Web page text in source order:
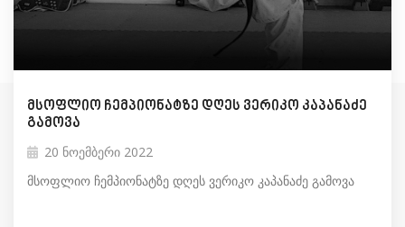
მსოფლიო ჩემპიონატზე დღეს ვერიკო კაპანაძე
გამოვა
20 ნოემბერი 2022
მსოფლიო ჩემპიონატზე დღეს ვერიკო კაპანაძე გამოვა